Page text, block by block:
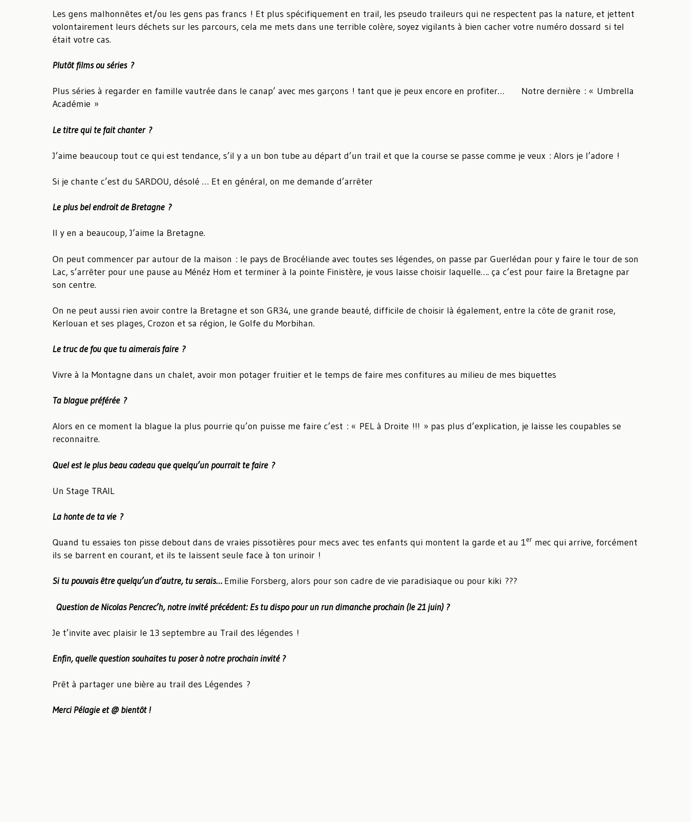
Les gens malhonnêtes et/ou les gens pas francs ! Et plus spécifiquement en trail, les pseudo traileurs qui ne respectent pas la nature, et jettent
volontairement leurs déchets sur les parcours, cela me mets dans une terrible colère, soyez vigilants à bien cacher votre numéro dossard si tel
était votre cas.
Plutôt films ou séries ?
Plus séries à regarder en famille vautrée dans le canap’ avec mes garçons ! tant que je peux encore en profiter… Notre dernière : « Umbrella
Académie »
Le titre qui te fait chanter ?
J’aime beaucoup tout ce qui est tendance, s’il y a un bon tube au départ d’un trail et que la course se passe comme je veux : Alors je l’adore !
Si je chante c’est du SARDOU, désolé … Et en général, on me demande d’arrêter
Le plus bel endroit de Bretagne ?
Il y en a beaucoup, J’aime la Bretagne.
On peut commencer par autour de la maison : le pays de Brocéliande avec toutes ses légendes, on passe par Guerlédan pour y faire le tour de son
Lac, s’arrêter pour une pause au Ménéz Hom et terminer à la pointe Finistère, je vous laisse choisir laquelle…. ça c’est pour faire la Bretagne par
son centre.
On ne peut aussi rien avoir contre la Bretagne et son GR34, une grande beauté, difficile de choisir là également, entre la côte de granit rose,
Kerlouan et ses plages, Crozon et sa région, le Golfe du Morbihan.
Le truc de fou que tu aimerais faire ?
Vivre à la Montagne dans un chalet, avoir mon potager fruitier et le temps de faire mes confitures au milieu de mes biquettes
Ta blague préférée ?
Alors en ce moment la blague la plus pourrie qu’on puisse me faire c’est : « PEL à Droite !!! » pas plus d’explication, je laisse les coupables se
reconnaitre.
Quel est le plus beau cadeau que quelqu’un pourrait te faire ?
Un Stage TRAIL
La honte de ta vie ?
Quand tu essaies ton pisse debout dans de vraies pissotières pour mecs avec tes enfants qui montent la garde et au 1er mec qui arrive, forcément
ils se barrent en courant, et ils te laissent seule face à ton urinoir !
Si tu pouvais être quelqu’un d’autre, tu serais… Emilie Forsberg, alors pour son cadre de vie paradisiaque ou pour kiki ???
Question de Nicolas Pencrec’h, notre invité précédent: Es tu dispo pour un run dimanche prochain (le 21 juin) ?
Je t’invite avec plaisir le 13 septembre au Trail des légendes !
Enfin, quelle question souhaites tu poser à notre prochain invité ?
Prêt à partager une bière au trail des Légendes ?
Merci Pélagie et @ bientôt !